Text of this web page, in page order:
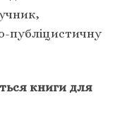
публіцистичну
книги для